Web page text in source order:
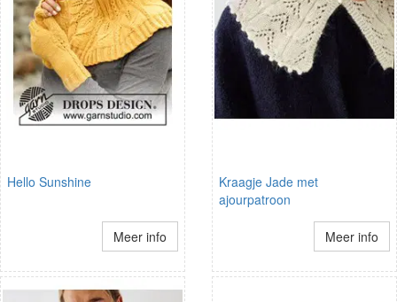
Hello Sunshine
Meer info
Kraagje Jade met
ajourpatroon
Meer info